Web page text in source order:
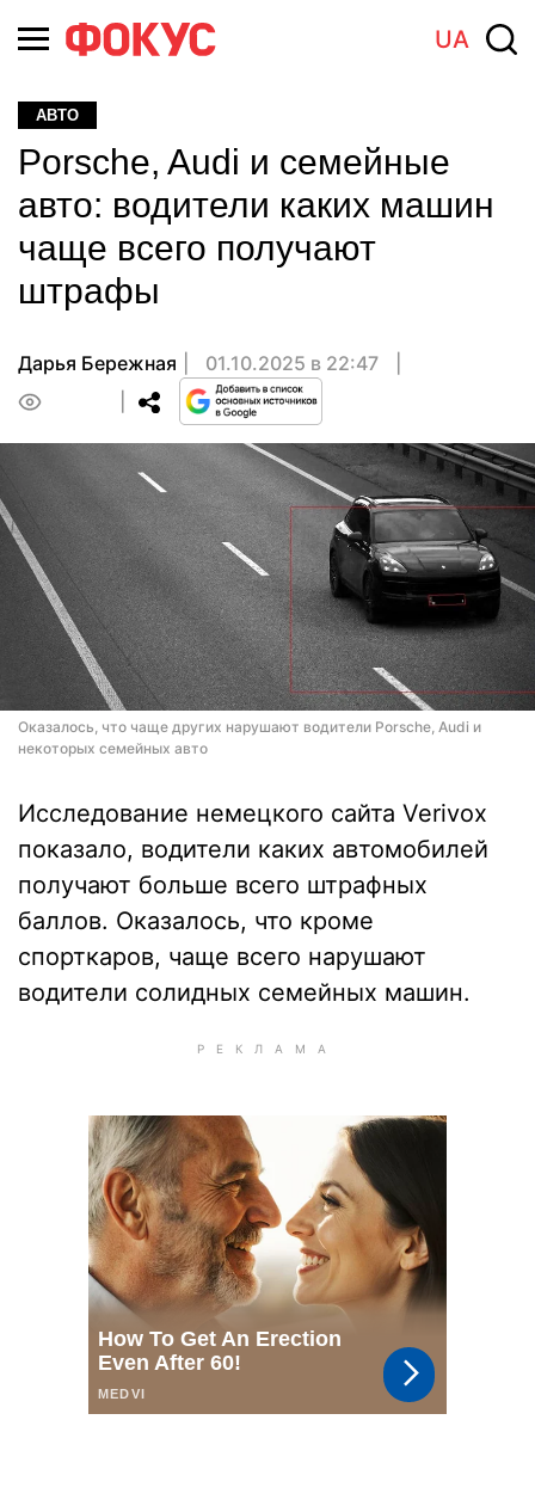
UA
АВТО
Porsche, Audi и семейные
авто: водители каких машин
чаще всего получают
штрафы
Дарья Бережная
01.10.2025 в 22:47
Оказалось, что чаще других нарушают водители Porsche, Audi и
некоторых семейных авто
Исследование немецкого сайта Verivox
показало, водители каких автомобилей
получают больше всего штрафных
баллов. Оказалось, что кроме
спорткаров, чаще всего нарушают
водители солидных семейных машин.